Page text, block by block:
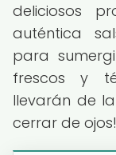
deliciosos
auténtica
para
frescos y
llevarán de
cerrar de ojos!